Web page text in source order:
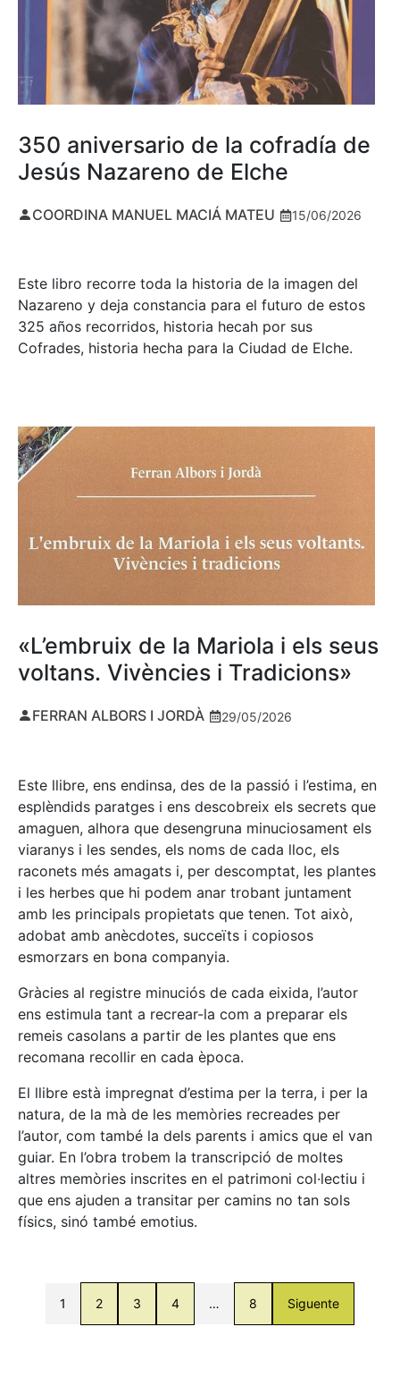
350 aniversario de la cofradía de
Jesús Nazareno de Elche
COORDINA MANUEL MACIÁ MATEU 15/06/2026
Este libro recorre toda la historia de la imagen del
Nazareno y deja constancia para el futuro de estos
325 años recorridos, historia hecah por sus
Cofrades, historia hecha para la Ciudad de Elche.
«L’embruix de la Mariola i els seus
voltans. Vivències i Tradicions»
FERRAN ALBORS I JORDÀ 29/05/2026
Este llibre, ens endinsa, des de la passió i l’estima, en
esplèndids paratges i ens descobreix els secrets que
amaguen, alhora que desengruna minuciosament els
viaranys i les sendes, els noms de cada lloc, els
raconets més amagats i, per descomptat, les plantes
i les herbes que hi podem anar trobant juntament
amb les principals propietats que tenen. Tot això,
adobat amb anècdotes, succeïts i copiosos
esmorzars en bona companyia.
Gràcies al registre minuciós de cada eixida, l’autor
ens estimula tant a recrear-la com a preparar els
remeis casolans a partir de les plantes que ens
recomana recollir en cada època.
El llibre està impregnat d’estima per la terra, i per la
natura, de la mà de les memòries recreades per
l’autor, com també la dels parents i amics que el van
guiar. En l’obra trobem la transcripció de moltes
altres memòries inscrites en el patrimoni col·lectiu i
que ens ajuden a transitar per camins no tan sols
físics, sinó també emotius.
1 2 3 4 … 8 Siguente